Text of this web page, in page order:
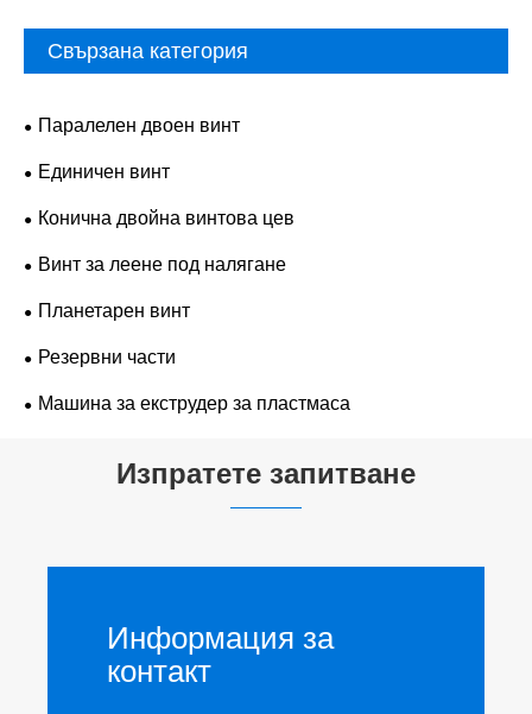
Свързана категория
Паралелен двоен винт
Единичен винт
Конична двойна винтова цев
Винт за леене под налягане
Планетарен винт
Резервни части
Машина за екструдер за пластмаса
Изпратете запитване
Информация за
контакт